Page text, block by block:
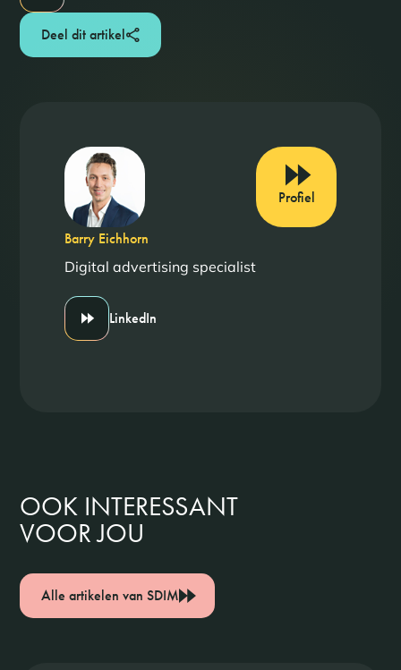
Deel dit artikel
Barry Eichhorn
Digital advertising specialist
LinkedIn
Profiel
OOK INTERESSANT
VOOR JOU
Alle artikelen van SDIM